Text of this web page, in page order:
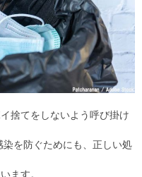
捨てをしないよう呼び掛け
を防ぐためにも、正しい処
ます。